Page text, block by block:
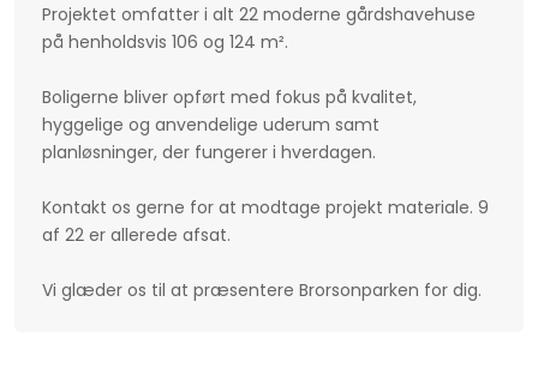
Projektet omfatter i alt 22 moderne gårdshavehuse
på henholdsvis 106 og 124 m².
Boligerne bliver opført med fokus på kvalitet,
hyggelige og anvendelige uderum samt
planløsninger, der fungerer i hverdagen.
Kontakt os gerne for at modtage projekt materiale. 9
af 22 er allerede afsat.
Vi glæder os til at præsentere Brorsonparken for dig.